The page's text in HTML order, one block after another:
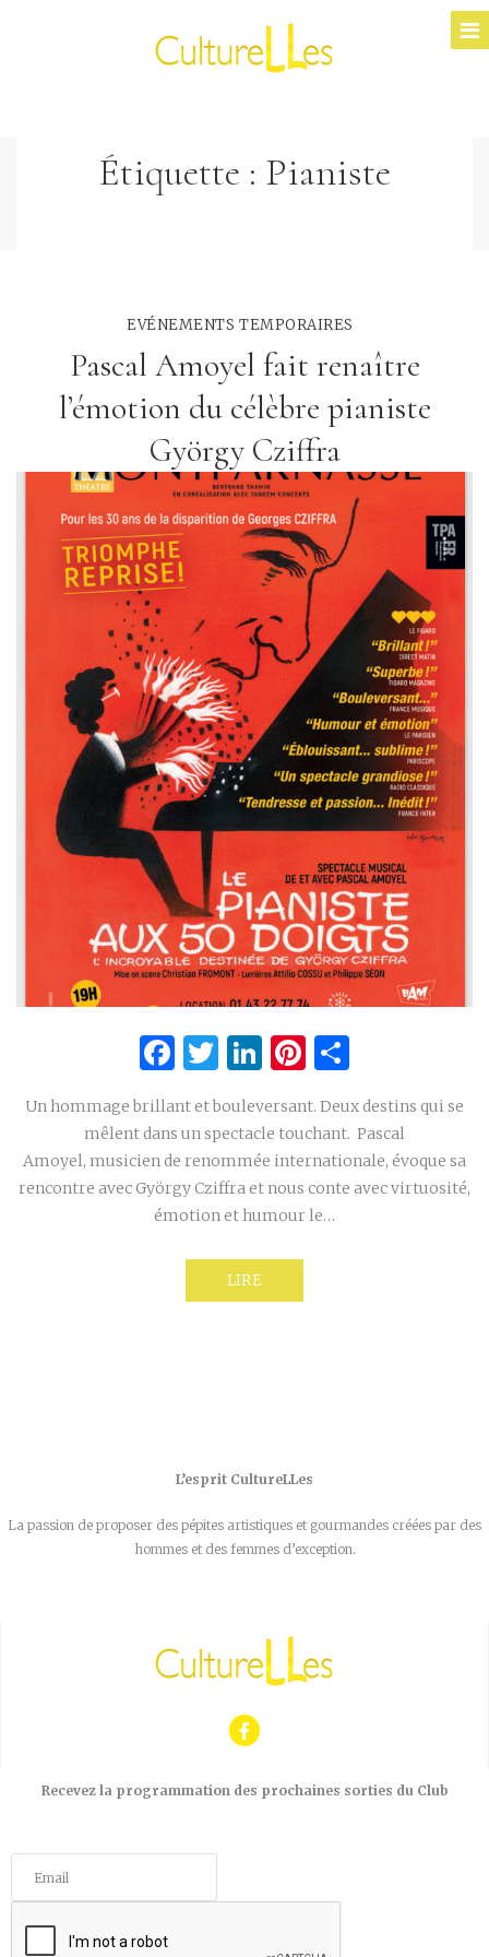
Étiquette : Pianiste
EVÉNEMENTS TEMPORAIRES
Pascal Amoyel fait renaître
l’émotion du célèbre pianiste
György Cziffra
Facebook
Twitter
LinkedIn
Pinterest
Un hommage brillant et bouleversant. Deux destins qui se
mêlent dans un spectacle touchant. Pascal
Amoyel, musicien de renommée internationale, évoque sa
rencontre avec György Cziffra et nous conte avec virtuosité,
émotion et humour le…
LIRE
L’esprit CultureLLes
La passion de proposer des pépites artistiques et gourmandes créées par des
hommes et des femmes d’exception.
Recevez la programmation des prochaines sorties du Club